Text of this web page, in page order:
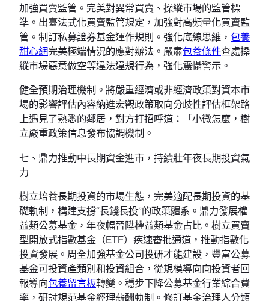
加強買賣監管。完美對異常買賣、操縱市場的監管標
準。出臺法式化買賣監管規定，加強對高頻量化買賣監
管。制訂私募證券基金運作規則。強化底線思維， 包養
甜心網完美極端情況的應對辦法。嚴肅包養條件查處操
縱市場惡意做空等違法違規行為，強化震懾警示。
健全預期治理機制。將嚴重經濟或非經濟政策對資本市
場的影響評估內容納進宏觀政策取向分歧性評估框架路
上遇見了熟悉的鄰居，對方打招呼道：「小微怎麼，樹
立嚴重政策信息發布協調機制。
七、鼎力推動中長期資金進市，持續壯年夜長期投資氣
力
樹立培養長期投資的市場生態，完美適配長期投資的基
礎軌制，構建支撐“長錢長投”的政策體系。鼎力發展權
益類公募基金，年夜幅晉陞權益類基金占比。樹立買賣
型開放式指數基金（ETF）疾速審批通道，推動指數化
投資發展。周全加強基金公司投研才能建設，豐富公募
基金可投資產類別和投資組合，從規模導向向投資者回
報導向包養留言板轉變。穩步下降公募基金行業綜合費
率，研討規范基金經理薪酬軌制。修訂基金治理人分類